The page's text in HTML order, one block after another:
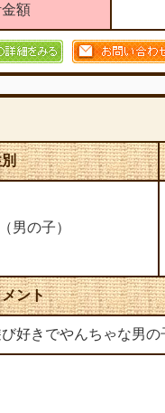
額
男の子）
ント
好きでやんちゃな男